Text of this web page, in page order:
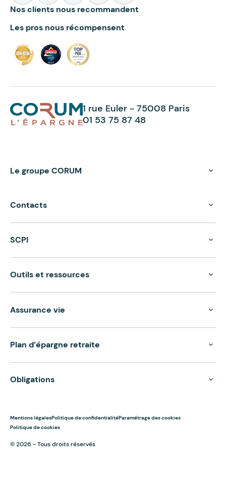
Nos clients nous recommandent
Les pros nous récompensent
1 rue Euler - 75008 Paris
01 53 75 87 48
Le groupe CORUM
Contacts
SCPI
Outils et ressources
Assurance vie
Plan d’épargne retraite
Obligations
Mentions légalesPolitique de confidentialitéParamétrage des cookies
Politique de cookies
© 2026 - Tous droits réservés